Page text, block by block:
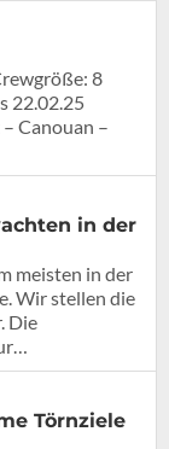
8
22.02.25
Canouan –
in der
meisten in der
Wir stellen die
Die
Törnziele